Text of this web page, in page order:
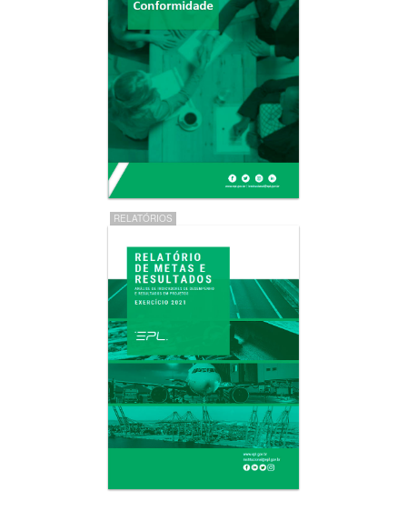
RELATÓRIOS